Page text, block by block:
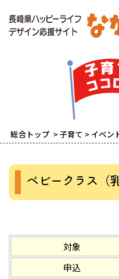
総合トップ >子育て > イベン
ベビークラス（
対象
申込